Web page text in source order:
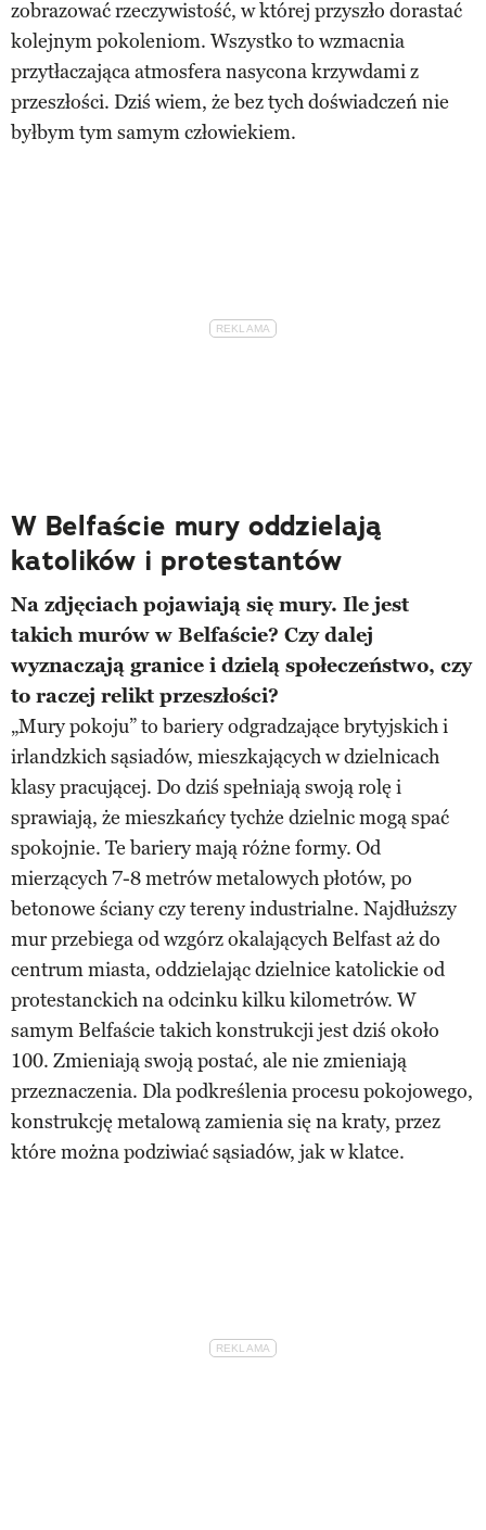
zobrazować rzeczywistość, w której przyszło dorastać
kolejnym pokoleniom. Wszystko to wzmacnia
przytłaczająca atmosfera nasycona krzywdami z
przeszłości. Dziś wiem, że bez tych doświadczeń nie
byłbym tym samym człowiekiem.
W Belfaście mury oddzielają
katolików i protestantów
Na zdjęciach pojawiają się mury. Ile jest
takich murów w Belfaście? Czy dalej
wyznaczają granice i dzielą społeczeństwo, czy
to raczej relikt przeszłości?
„Mury pokoju” to bariery odgradzające brytyjskich i
irlandzkich sąsiadów, mieszkających w dzielnicach
klasy pracującej. Do dziś spełniają swoją rolę i
sprawiają, że mieszkańcy tychże dzielnic mogą spać
spokojnie. Te bariery mają różne formy. Od
mierzących 7-8 metrów metalowych płotów, po
betonowe ściany czy tereny industrialne. Najdłuższy
mur przebiega od wzgórz okalających Belfast aż do
centrum miasta, oddzielając dzielnice katolickie od
protestanckich na odcinku kilku kilometrów. W
samym Belfaście takich konstrukcji jest dziś około
100. Zmieniają swoją postać, ale nie zmieniają
przeznaczenia. Dla podkreślenia procesu pokojowego,
konstrukcję metalową zamienia się na kraty, przez
które można podziwiać sąsiadów, jak w klatce.